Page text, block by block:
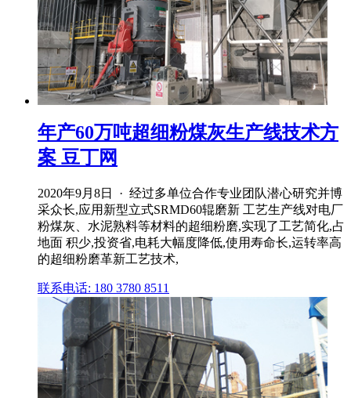
年产60万吨超细粉煤灰生产线技术方
案 豆丁网
2020年9月8日 · 经过多单位合作专业团队潜心研究并博
采众长,应用新型立式SRMD60辊磨新 工艺生产线对电厂
粉煤灰、水泥熟料等材料的超细粉磨,实现了工艺简化,占
地面 积少,投资省,电耗大幅度降低,使用寿命长,运转率高
的超细粉磨革新工艺技术,
联系电话: 180 3780 8511